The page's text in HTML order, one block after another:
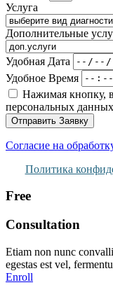
Услуга
Дополнительные
Удобная Дата
Удобное Время
Нажимая кнопку,
персональных
Отправить Заявку
Согласие на
Политика
Free
Consultation
Etiam non nunc
egestas est vel,
Enroll